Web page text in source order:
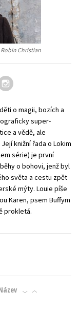
Zdraví a životní styl
Christian
o magii, bozích a
super-
a vědě, ale
knižní řada o Lokim
série) je první
o bohovi, jenž byl
světa a cestu zpět
mýty. Louie píše
Karen, psem Buffym
prokletá.